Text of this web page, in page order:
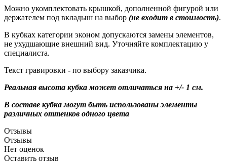
Можно укомплектовать крышкой, дополненной фигурой или
держателем под вкладыш на выбор (не входит в стоимость).
В кубках категории эконом допускаются замены элементов,
не ухудшающие внешний вид. Уточняйте комплектацию у
специалиста.
Текст гравировки - по выбору заказчика.
Реальная высота кубка может отличаться на +/- 1 см.
В составе кубка могут быть использованы элементы
различных оттенков одного цвета
Отзывы
Отзывы
Нет оценок
Оставить отзыв